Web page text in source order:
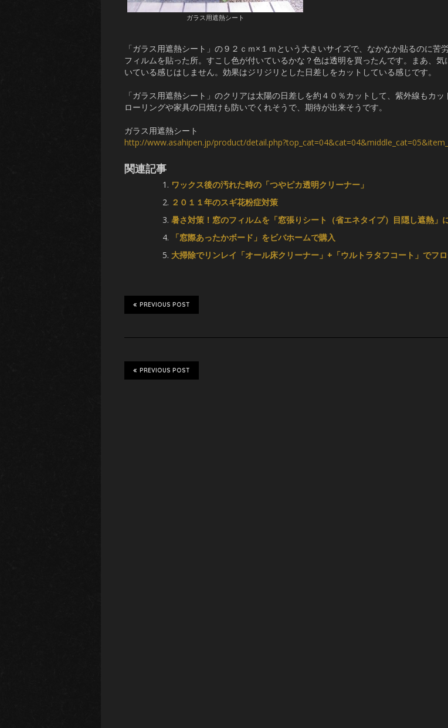
ガラス用遮熱シート
「ガラス用遮熱シート」の９２ｃｍ×１ｍという大きいサイズで、なかなか貼るのに苦
フィルムを貼った所。すこし色が付いているかな？色は透明を買ったんです。まあ、
いている感じはしません。効果はジリジリとした日差しをカットしている感じです。
「ガラス用遮熱シート」のクリアは太陽の日差しを約４０％カットして、紫外線もカッ
ローリングや家具の日焼けも防いでくれそうで、期待が出来そうです。
ガラス用遮熱シート
http://www.asahipen.jp/product/
関連記事
ワックス後の汚れた時の「つやピカ透明クリーナー」
２０１１年のスギ花粉症対策
暑さ対策！窓のフィルムを「窓張りシート（省エネタイプ）目隠し遮熱」
「窓際あったかボード」をビバホームで購入
大掃除でリンレイ「オール床クリーナー」+「ウルトラタフコート」でフ
PREVIOUS POST
PREVIOUS POST